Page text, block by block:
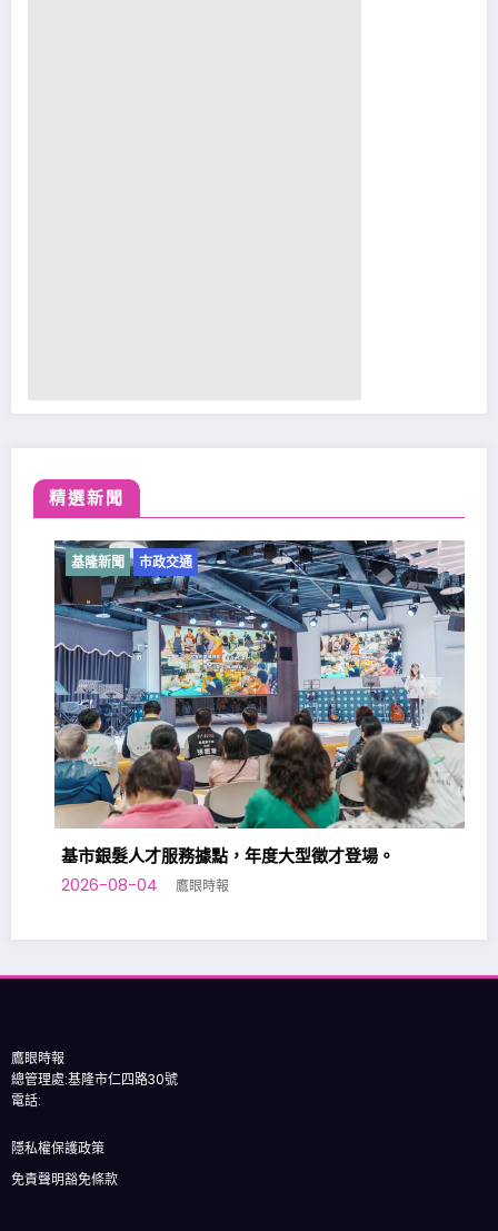
精選新聞
基隆新聞 市政交通
基市銀髮人才服務據點，年度大型徵才登場。
2026-08-04 鷹眼時報
鷹眼時報
總管理處:基隆市仁四路30號
電話:
隱私權保護政策
免責聲明豁免條款